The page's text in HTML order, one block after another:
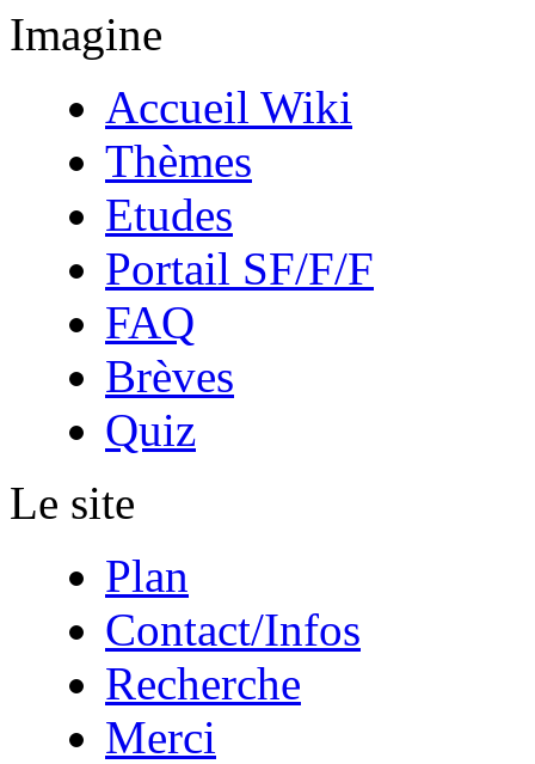
Imagine
Accueil Wiki
Thèmes
Etudes
Portail SF/F/F
FAQ
Brèves
Quiz
Le site
Plan
Contact/Infos
Recherche
Merci